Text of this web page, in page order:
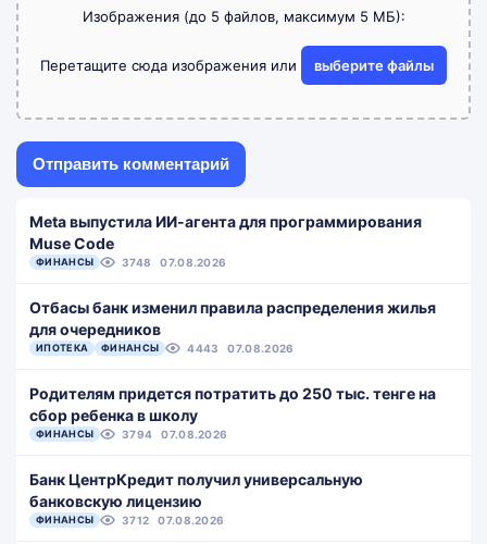
Изображения (до 5 файлов, максимум 5 МБ):
Перетащите сюда изображения или выберите файлы
Meta выпустила ИИ-агента для программирования
Muse Code
ФИНАНСЫ 3748 07.08.2026
Отбасы банк изменил правила распределения жилья
для очередников
ИПОТЕКА ФИНАНСЫ 4443 07.08.2026
Родителям придется потратить до 250 тыс. тенге на
сбор ребенка в школу
ФИНАНСЫ 3794 07.08.2026
Банк ЦентрКредит получил универсальную
банковскую лицензию
ФИНАНСЫ 3712 07.08.2026